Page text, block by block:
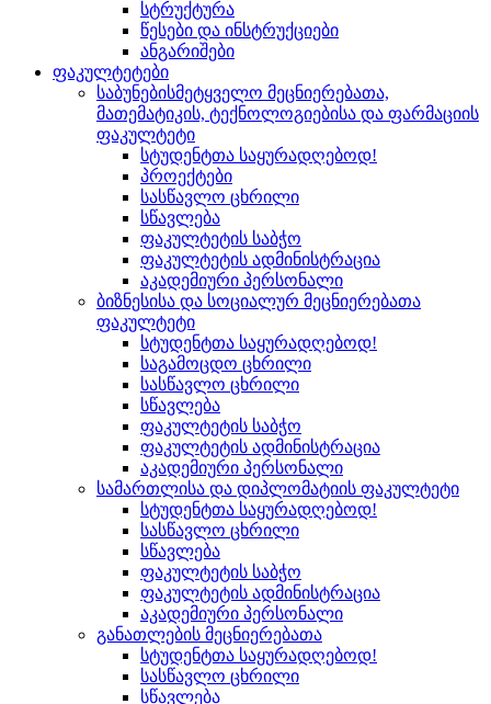
სტრუქტურა
წესები და ინსტრუქციები
ანგარიშები
ფაკულტეტები
საბუნებისმეტყველო მეცნიერებათა,
მათემატიკის, ტექნოლოგიებისა და ფარმაციის
ფაკულტეტი
სტუდენტთა საყურადღებოდ!
პროექტები
სასწავლო ცხრილი
სწავლება
ფაკულტეტის საბჭო
ფაკულტეტის ადმინისტრაცია
აკადემიური პერსონალი
ბიზნესისა და სოციალურ მეცნიერებათა
ფაკულტეტი
სტუდენტთა საყურადღებოდ!
საგამოცდო ცხრილი
სასწავლო ცხრილი
სწავლება
ფაკულტეტის საბჭო
ფაკულტეტის ადმინისტრაცია
აკადემიური პერსონალი
სამართლისა და დიპლომატიის ფაკულტეტი
სტუდენტთა საყურადღებოდ!
სასწავლო ცხრილი
სწავლება
ფაკულტეტის საბჭო
ფაკულტეტის ადმინისტრაცია
აკადემიური პერსონალი
განათლების მეცნიერებათა
სტუდენტთა საყურადღებოდ!
სასწავლო ცხრილი
სწავლება